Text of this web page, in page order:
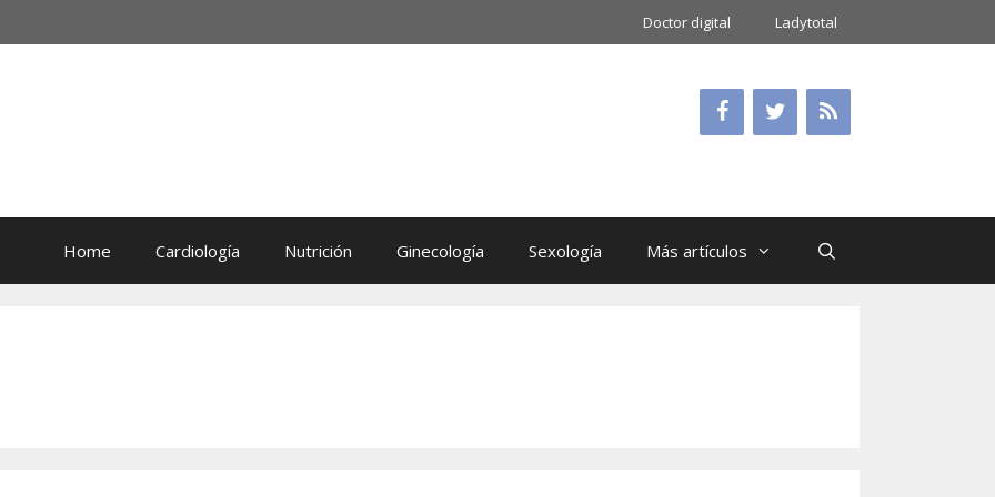
Doctor digital Ladytotal
Home Cardiología Nutrición Ginecología Sexología Más artículos